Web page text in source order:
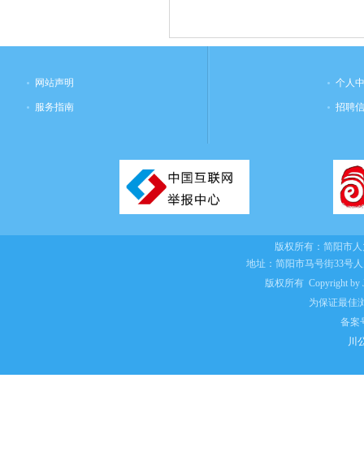
网站声明
服务指南
个人
招聘
版权所有：简阳市
地址：简阳市马号街33号
版权所有 Copyright by
为保证最佳
备案
川